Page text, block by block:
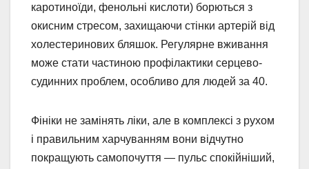
каротиноїди, фенольні кислоти) борються з
окисним стресом, захищаючи стінки артерій від
холестеринових бляшок. Регулярне вживання
може стати частиною профілактики серцево-
судинних проблем, особливо для людей за 40.
Фініки не замінять ліки, але в комплексі з рухом
і правильним харчуванням вони відчутно
покращують самопочуття — пульс спокійніший,